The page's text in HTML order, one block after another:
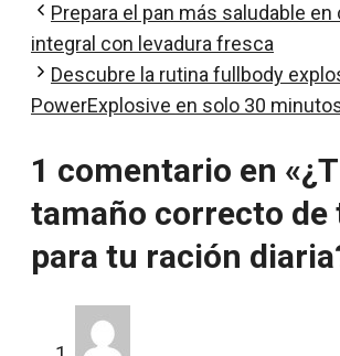
Prepara el pan más saludable en
integral con levadura fresca
Descubre la rutina fullbody
PowerExplosive en solo 30
1 comentario en
tamaño correcto de
para tu ración